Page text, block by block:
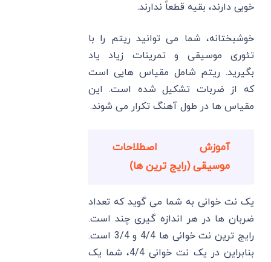
خوبی دارند، بقیه قطعاً ندارند.
خوشبختانه، شما می توانید ریتم را با
تئوری موسیقی و تمرینات زیاد یاد
بگیرید. ریتم شامل مقیاس هایی است
که از ضربات تشکیل شده است. این
مقیاس ها در طول آهنگ تکرار می شوند.
آموزش اصطلاحات
موسیقی (رایج ترین ها)
یک نت خوانی به شما می گوید که تعداد
ضربان ها در هر اندازه گیری چند است.
رایج ترین نت خوانی ها 4/4 و 3/4 است.
بنابراین در یک نت خوانی 4/4، شما یک